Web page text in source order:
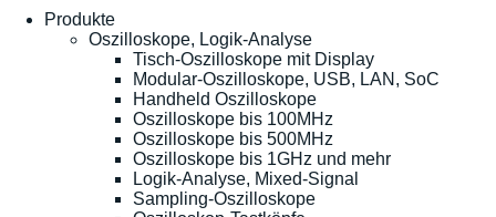
Produkte
Oszilloskope, Logik-Analyse
Tisch-Oszilloskope mit Display
Modular-Oszilloskope, USB, LAN, SoC
Handheld Oszilloskope
Oszilloskope bis 100MHz
Oszilloskope bis 500MHz
Oszilloskope bis 1GHz und mehr
Logik-Analyse, Mixed-Signal
Sampling-Oszilloskope